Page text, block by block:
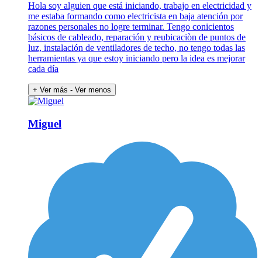
Hola soy alguien que está iniciando, trabajo en electricidad y
me estaba formando como electricista en baja atención por
razones personales no logre terminar. Tengo conicientos
básicos de cableado, reparación y reubicaciòn de puntos de
luz, instalación de ventiladores de techo, no tengo todas las
herramientas ya que estoy iniciando pero la idea es mejorar
cada día
+ Ver más - Ver menos
Miguel